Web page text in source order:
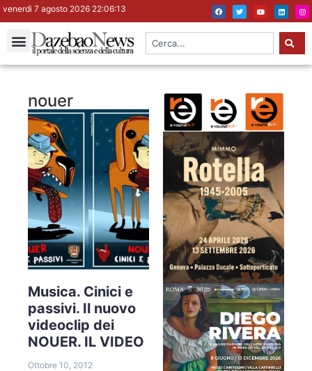
venerdì 7 agosto 2026 22:06:13
nouer
Musica. Cinici e
passivi. Il nuovo
videoclip dei
NOUER. IL VIDEO
Ottobre 10, 2012